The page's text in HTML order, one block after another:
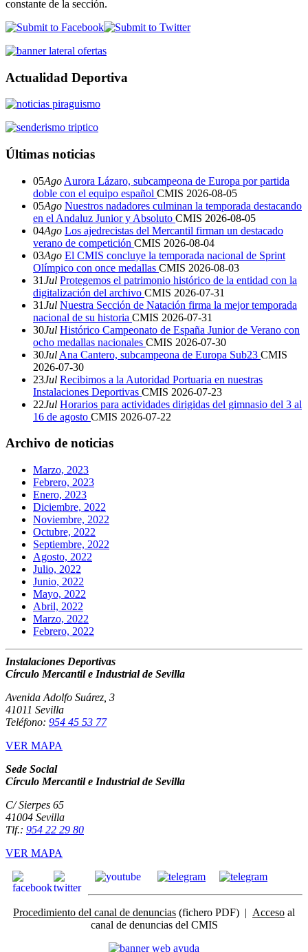
constante de la sección.
Actualidad Deportiva
Últimas noticias
05Ago Aurora Lázaro, subcampeona de Europa por partida
doble con el equipo español CMIS 2026-08-05
05Ago Nuestros nadadores culminan la temporada destacando
en el Andaluz Junior y Absoluto CMIS 2026-08-05
04Ago Los ajedrecistas del Mercantil firman un destacado
verano de competición CMIS 2026-08-04
03Ago El CMIS concluye la temporada nacional de Sprint
Olímpico con once medallas CMIS 2026-08-03
31Jul Protegemos el patrimonio histórico de la entidad con la
digitalización del archivo CMIS 2026-07-31
31Jul Nuestra Sección de Natación firma la mejor temporada
nacional de su historia CMIS 2026-07-31
30Jul Histórico Campeonato de España Junior de Verano con
ocho medallas nacionales CMIS 2026-07-30
30Jul Ana Cantero, subcampeona de Europa Sub23 CMIS
2026-07-30
23Jul Recibimos a la Autoridad Portuaria en nuestras
Instalaciones Deportivas CMIS 2026-07-23
22Jul Horarios para actividades dirigidas del gimnasio del 3 al
16 de agosto CMIS 2026-07-22
Archivo de noticias
Marzo, 2023
Febrero, 2023
Enero, 2023
Diciembre, 2022
Noviembre, 2022
Octubre, 2022
Septiembre, 2022
Agosto, 2022
Julio, 2022
Junio, 2022
Mayo, 2022
Abril, 2022
Marzo, 2022
Febrero, 2022
Instalaciones Deportivas
Círculo Mercantil e Industrial de Sevilla
Avenida Adolfo Suárez, 3
41011 Sevilla
Teléfono: 954 45 53 77
VER MAPA
Sede Social
Círculo Mercantil e Industrial de Sevilla
C/ Sierpes 65
41004 Sevilla
Tlf.: 954 22 29 80
VER MAPA
Procedimiento del canal de denuncias (fichero PDF) | Acceso al
canal de denuncias del CMIS